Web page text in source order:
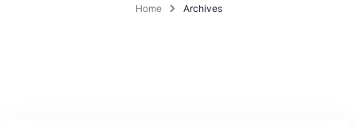
Home Archives